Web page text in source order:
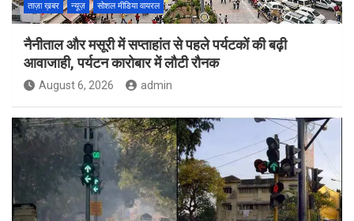
ताज़ा ख़बर
न्यूज़ सोशल मीडिया वायरल
नैनीताल और मसूरी में सप्ताहांत से पहले पर्यटकों की बढ़ी
आवाजाही, पर्यटन कारोबार में लौटी रौनक
August 6, 2026 admin